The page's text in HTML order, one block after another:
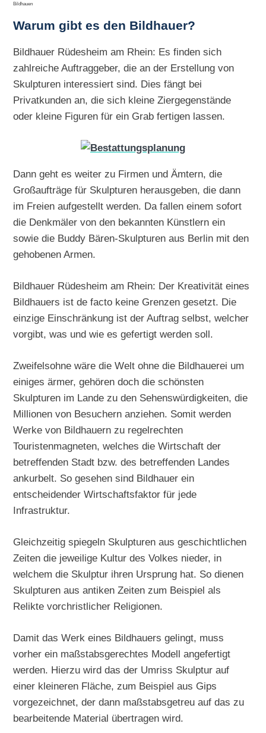
Bildhauen
Warum gibt es den Bildhauer?
Bildhauer Rüdesheim am Rhein: Es finden sich
zahlreiche Auftraggeber, die an der Erstellung von
Skulpturen interessiert sind. Dies fängt bei
Privatkunden an, die sich kleine Ziergegenstände
oder kleine Figuren für ein Grab fertigen lassen.
Dann geht es weiter zu Firmen und Ämtern, die
Großaufträge für Skulpturen herausgeben, die dann
im Freien aufgestellt werden. Da fallen einem sofort
die Denkmäler von den bekannten Künstlern ein
sowie die Buddy Bären-Skulpturen aus Berlin mit den
gehobenen Armen.
Bildhauer Rüdesheim am Rhein: Der Kreativität eines
Bildhauers ist de facto keine Grenzen gesetzt. Die
einzige Einschränkung ist der Auftrag selbst, welcher
vorgibt, was und wie es gefertigt werden soll.
Zweifelsohne wäre die Welt ohne die Bildhauerei um
einiges ärmer, gehören doch die schönsten
Skulpturen im Lande zu den Sehenswürdigkeiten, die
Millionen von Besuchern anziehen. Somit werden
Werke von Bildhauern zu regelrechten
Touristenmagneten, welches die Wirtschaft der
betreffenden Stadt bzw. des betreffenden Landes
ankurbelt. So gesehen sind Bildhauer ein
entscheidender Wirtschaftsfaktor für jede
Infrastruktur.
Gleichzeitig spiegeln Skulpturen aus geschichtlichen
Zeiten die jeweilige Kultur des Volkes nieder, in
welchem die Skulptur ihren Ursprung hat. So dienen
Skulpturen aus antiken Zeiten zum Beispiel als
Relikte vorchristlicher Religionen.
Damit das Werk eines Bildhauers gelingt, muss
vorher ein maßstabsgerechtes Modell angefertigt
werden. Hierzu wird das der Umriss Skulptur auf
einer kleineren Fläche, zum Beispiel aus Gips
vorgezeichnet, der dann maßstabsgetreu auf das zu
bearbeitende Material übertragen wird.